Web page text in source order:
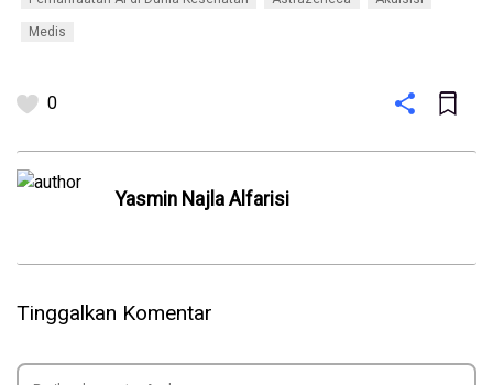
Medis
0
Yasmin Najla Alfarisi
Tinggalkan Komentar